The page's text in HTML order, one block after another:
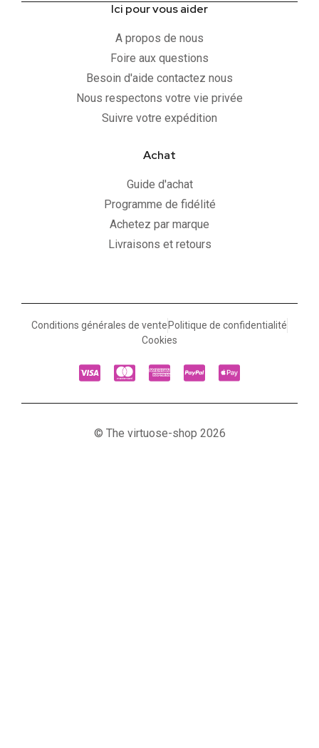
Ici pour vous aider
A propos de nous
Foire aux questions
Besoin d'aide contactez nous
Nous respectons votre vie privée
Suivre votre expédition
Achat
Guide d'achat
Programme de fidélité
Achetez par marque
Livraisons et retours
Conditions générales de vente Politique de confidentialité
Cookies
© The virtuose-shop 2026